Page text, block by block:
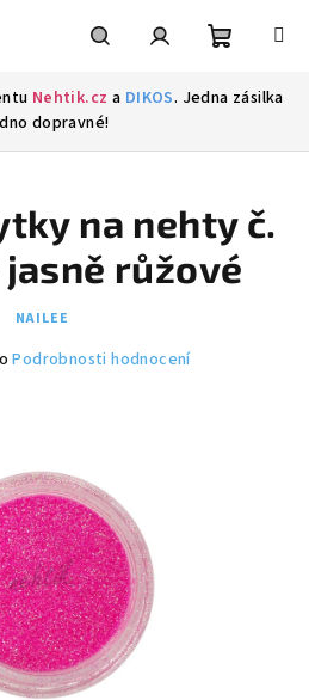
Nehtik.cz a DIKOS. Jedna zásilka
dopravné!
na nehty č.
růžové
NAILEE
Podrobnosti hodnocení